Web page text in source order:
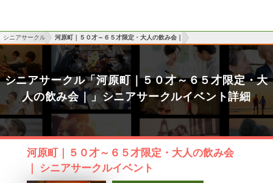
シニアサークル 河原町｜５０才～６５才限定・大人の飲み会｜
シニアサークル「河原町｜５０才～６５才限定・大
人の飲み会｜」シニアサークルイベント詳細
河原町｜５０才～６５才限定・大人の飲み会
｜ シニアサークルイベント